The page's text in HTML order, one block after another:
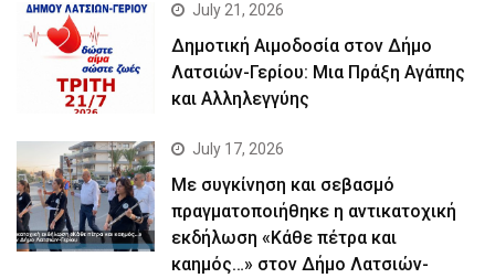
July 21, 2026
Δημοτική Αιμοδοσία στον Δήμο
Λατσιών-Γερίου: Μια Πράξη Αγάπης
και Αλληλεγγύης
July 17, 2026
Με συγκίνηση και σεβασμό
πραγματοποιήθηκε η αντικατοχική
εκδήλωση «Κάθε πέτρα και
καημός…» στον Δήμο Λατσιών-